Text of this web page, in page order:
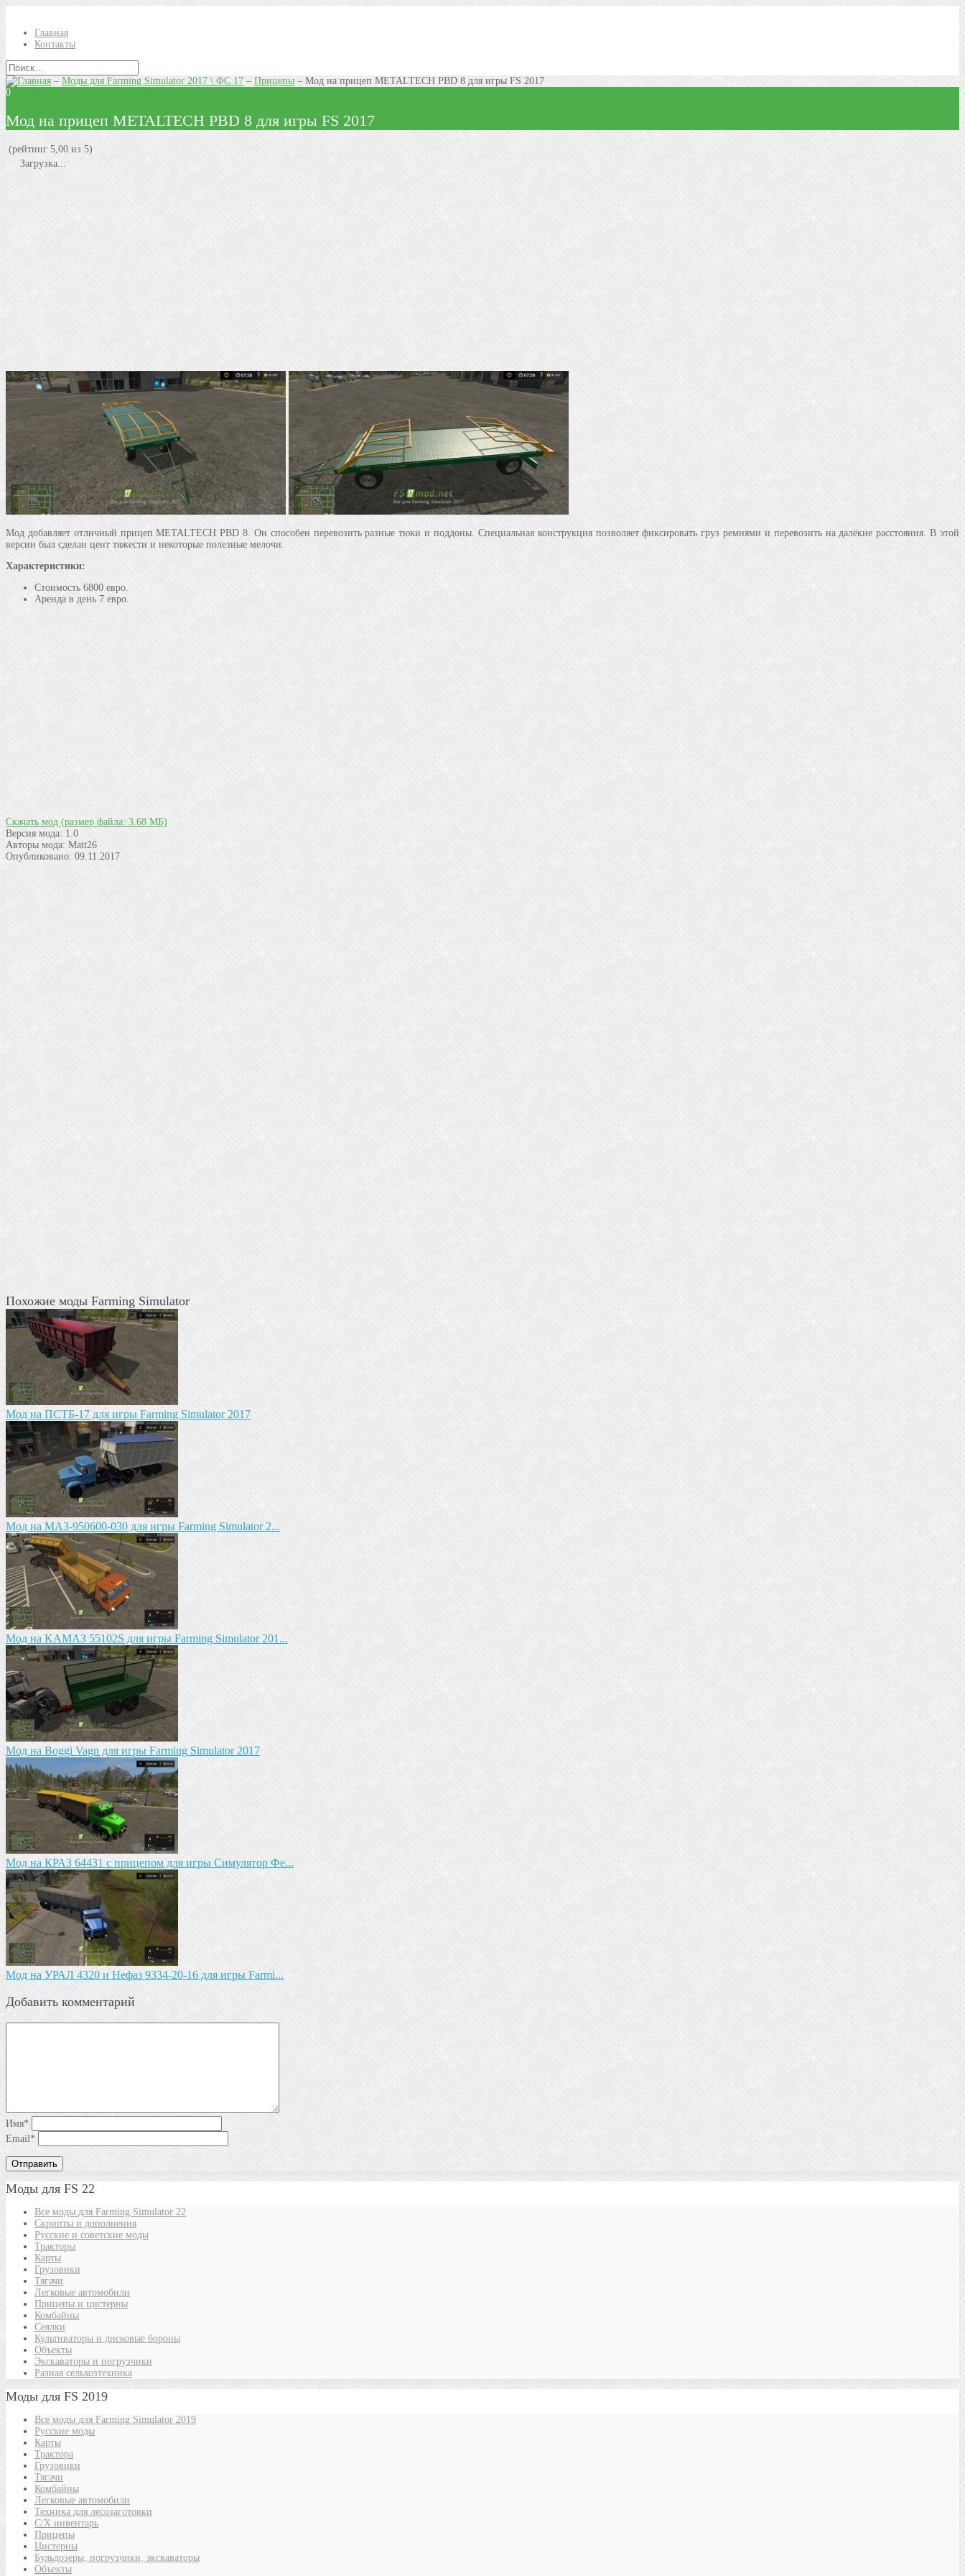
Главная
Контакты
–Моды для Farming Simulator 2017 \ ФС 17– Прицепы –Мод на прицеп METALTECH PBD 8 для игры FS 2017
0
Мод на прицеп METALTECH PBD 8 для игры FS 2017
(рейтинг 5,00 из 5)
Загрузка...
Мод добавляет отличный прицеп METALTECH PBD 8. Он способен перевозить разные тюки и поддоны. Специальная конструкция позволяет фиксировать груз ремнями и перевозить на далёкие расстояния. В этой
версии был сделан цент тяжести и некоторые полезные мелочи.
Характеристики:
Стоимость 6800 евро.
Аренда в день 7 евро.
Скачать мод(размер файла: 3.68 МБ)
Версия мода: 1.0
Авторы мода: Matt26
Опубликовано: 09.11.2017
Похожие моды Farming Simulator
Мод на ПСТБ-17 для игры Farming Simulator 2017
Mод на МАЗ-950600-030 для игры Farming Simulator 2...
Mод на KAМАЗ 55102S для игры Farming Simulator 201...
Мод на Boggi Vagn для игры Farming Simulator 2017
Мод на КРАЗ 64431 с прицепом для игры Симулятор Фе...
Мод на УРАЛ 4320 и Нефаз 9334-20-16 для игры Farmi...
Добавить комментарий
Имя*
Email*
Моды для FS 22
Все моды для Farming Simulator 22
Скрипты и дополнения
Русские и советские моды
Тракторы
Карты
Грузовики
Тягачи
Легковые автомобили
Прицепы и цистерны
Комбайны
Сеялки
Культиваторы и дисковые бороны
Объекты
Экскаваторы и погрузчики
Разная сельхозтехника
Моды для FS 2019
Все моды для Farming Simulator 2019
Русские моды
Карты
Трактора
Грузовики
Тягачи
Комбайны
Легковые автомобили
Техника для лесозаготовки
С/Х инвентарь
Прицепы
Цистерны
Бульдозеры, погрузчики, экскаваторы
Объекты